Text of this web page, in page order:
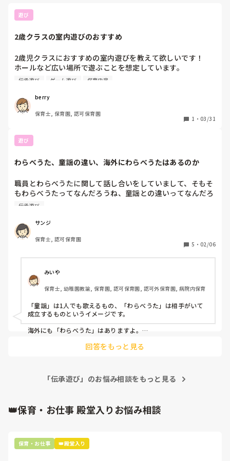
いものです。
やはり心を豊かにする栄養です。
遊び
2歳クラスの室内遊びのおすすめ
2歳児クラスにおすすめの室内遊びを教えて欲しいです！
ホールなど広い場所で遊ぶことを想定しています。
ホールなので走り回ったりできる環境ですが、集団で何かを
ジ湧かないので、しっぽ取りゲーム、など具体的な遊びがあ
ると助かります♩
伝承遊び ゲーム遊び 保育内容
berry
保育士, 保育園, 認可保育園
1 ・ 03/31
遊び
わらべうた、童謡の違い、海外にわらべうたはあるのか
職員とわらべうたに関して話し合いをしていまして、そもそ
もわらべうたってなんだろうね、童謡との違いってなんだろ
う。海外にわらべうたと同じ存在のものはあるのかと話題に
どなたか分かる方いらっしゃいますか？
伝承遊び
サンジ
保育士, 認可保育園
5 ・ 02/06
みいや
保育士, 幼稚園教諭, 保育園, 認可保育園, 認可外保育園, 病院内保育
「童謡」は1人でも歌えるもの、「わらべうた」は相手がいて
成立するものというイメージです。
海外にも「わらべうた」はありますよ。
回答をもっと見る
「伝承遊び」のお悩み相談をもっと見る
👑保育・お仕事 殿堂入りお悩み相談
保育・お仕事 👑殿堂入り